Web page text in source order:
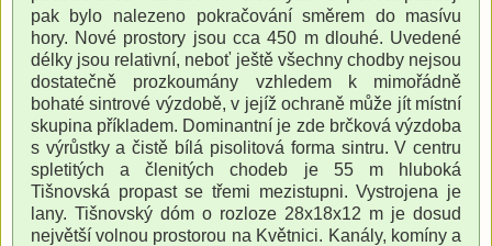
pak bylo nalezeno pokračování směrem do masívu
hory. Nové prostory jsou cca 450 m dlouhé. Uvedené
délky jsou relativní, neboť ještě všechny chodby nejsou
dostatečně prozkoumány vzhledem k mimořádně
bohaté sintrové výzdobě, v jejíž ochraně může jít místní
skupina příkladem. Dominantní je zde brčková výzdoba
s výrůstky a čistě bílá pisolitová forma sintru. V centru
spletitých a členitých chodeb je 55 m hluboká
Tišnovská propast se třemi mezistupni. Vystrojena je
lany. Tišnovský dóm o rozloze 28x18x12 m je dosud
největší volnou prostorou na Květnici. Kanály, komíny a